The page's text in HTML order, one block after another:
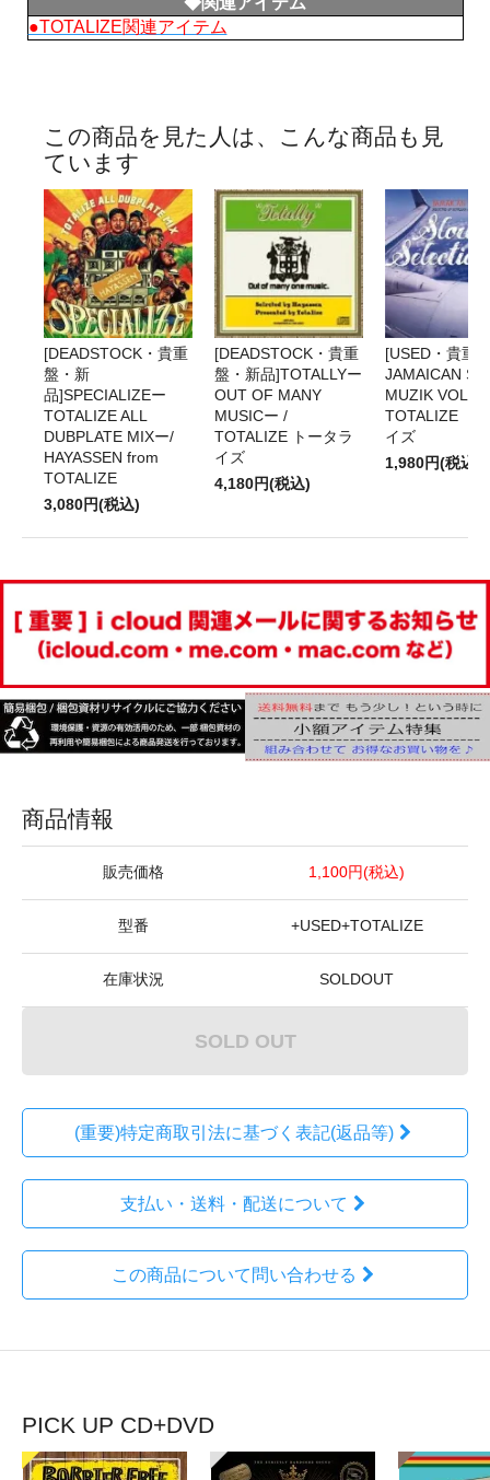
●TOTALIZE関連アイテム
この商品を見た人は、こんな商品も見
ています
[DEADSTOCK・貴重
盤・新
品]SPECIALIZEー
TOTALIZE ALL
DUBPLATE MIXー/
HAYASSEN from
TOTALIZE
3,080円(税込)
[DEADSTOCK・貴重
盤・新品]TOTALLYー
OUT OF MANY
MUSICー /
TOTALIZE トータラ
イズ
4,180円(税込)
[USED・貴重
JAMAICAN
MUZIK VOL.4 /
TOTALIZE ト
イズ
1,980円(税込)
商品情報
販売価格 1,100円(税込)
型番 +USED+TOTALIZE
在庫状況 SOLDOUT
SOLD OUT
(重要)特定商取引法に基づく表記(返品等)
支払い・送料・配送について
この商品について問い合わせる
PICK UP CD+DVD